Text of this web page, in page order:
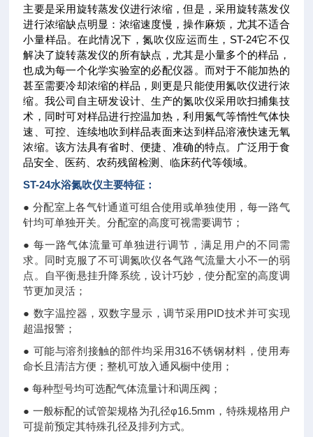
主要是采用旋转蒸发仪进行浓缩，但是，采用旋转蒸发仪
进行浓缩缺点明显：浓缩速度慢，操作麻烦，尤其不适合
小量样品。在此情况下，氮吹仪应运而生，ST-24它不仅
解决了旋转蒸发仪的所有缺点，尤其是小量多个的样品，
也成为每一个化学实验室的必配仪器。而对于不能加热的
甚至需要冷却浓缩的样品，则更是只能使用氮吹仪进行浓
缩。我公司自主研发设计、生产的氮吹仪采用吹扫捕集技
术，同时可对样品进行控温加热，利用氮气等惰性气体快
速、可控、连续地吹到样品表面来达到样品溶液快速无氧
浓缩。该方法具有省时、便捷、准确的特点。广泛用于食
品安全、医药、农药残留检测、临床药代等领域。
ST-24水浴氮吹仪主要特征：
● 分配室上各气针通道可组合使用或单独使用，每一路气
针均可单独开关。分配室的高度可视需要调节；
● 每一路气体流量可单独进行调节，满足用户的不同需
求。同时克服了不可调氮吹仪各气路气流量大小不一的弱
点。自平衡悬挂升降系统，设计巧妙，使分配室的高度调
节更加灵活；
● 数字温控器，双数字显示，调节采用PID技术并可实现
超温报警；
● 可能与溶剂接触的部件均采用316不锈钢材料，使用寿
命长且清洁方便；整机可放入通风橱中使用；
● 每种型号均可选配气体流量计和调压阀；
● 一般标配的试管架规格为孔径φ16.5mm，特殊规格用户
可提前预定其特殊孔径及排列方式。